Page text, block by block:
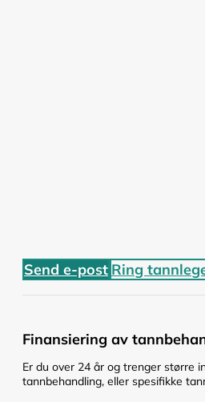
Send e-post Ring
Finansiering av
Er du over 24 år og trenger større
tannbehandling, eller spesifikke